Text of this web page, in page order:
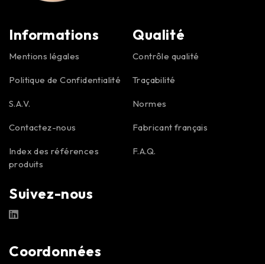
Informations
Mentions légales
Politique de Confidentialité
S.A.V.
Contactez-nous
Index des références
produits
Suivez-nous
Qualité
Contrôle qualité
Traçabilité
Normes
Fabricant français
F.A.Q.
Coordonnées